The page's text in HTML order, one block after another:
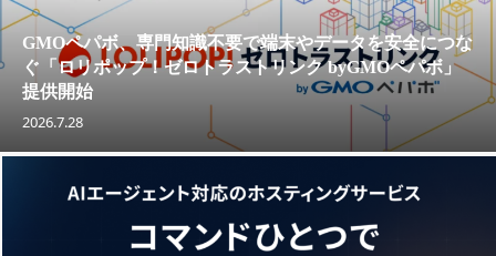
GMOペパボ、専門知識不要で端末やデータを安全につな
ぐ「ロリポップ！ゼロトラストリンク byGMOペパボ」
提供開始
2026.7.28